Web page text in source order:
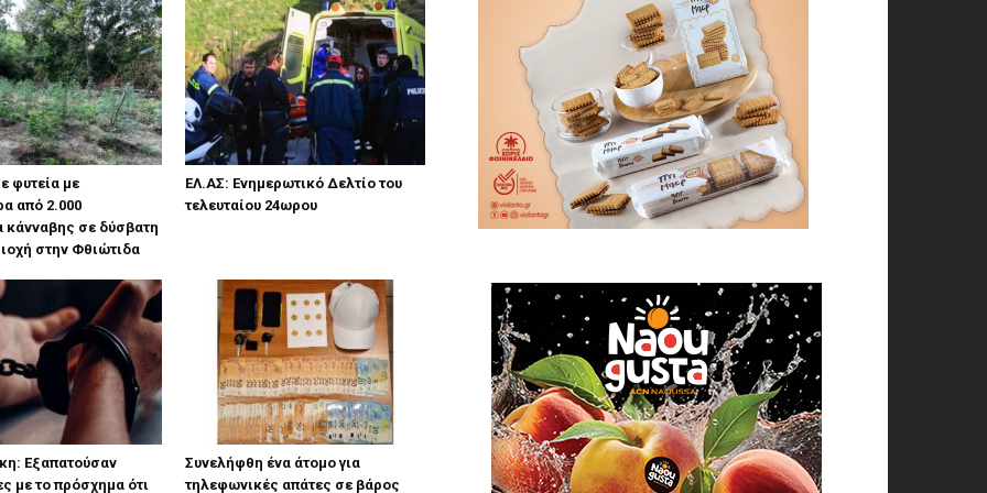
φυτεία με
από 2.000
κάνναβης σε δύσβατη
στην Φθιώτιδα
ΕΛ.ΑΣ: Ενημερωτικό Δελτίο του
τελευταίου 24ωρου
Εξαπατούσαν
με το πρόσχημα ότι
Συνελήφθη ένα άτομο για
τηλεφωνικές απάτες σε βάρος